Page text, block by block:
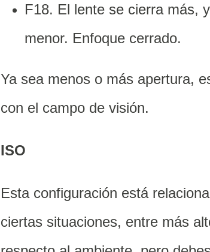
F18. El lente se cierra más,
menor. Enfoque cerrado.
Ya sea menos o más apertura,
con el campo de visión.
ISO
Esta configuración está
ciertas situaciones, entre más